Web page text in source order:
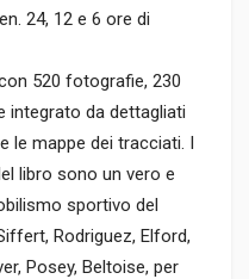
24, 12 e 6 ore di
520 fotografie, 230
integrato da dettagliati
le mappe dei tracciati. I
libro sono un vero e
sportivo del
Rodriguez, Elford,
Posey, Beltoise, per